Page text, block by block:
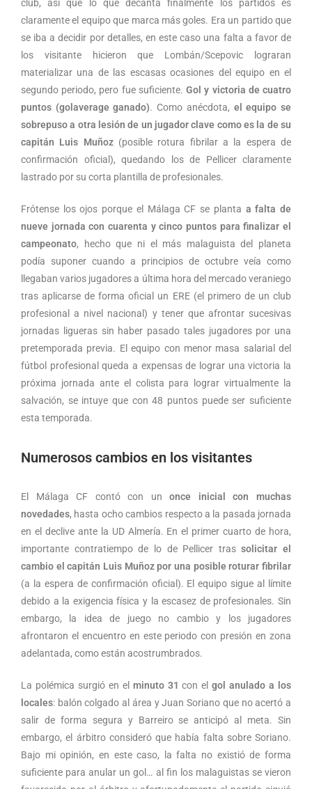
club, así que lo que decanta finalmente los partidos es
claramente el equipo que marca más goles. Era un partido que
se iba a decidir por detalles, en este caso una falta a favor de
los visitante hicieron que Lombán/Scepovic lograran
materializar una de las escasas ocasiones del equipo en el
segundo periodo, pero fue suficiente.Gol y victoria de cuatro
puntos (golaverage ganado). Como anécdota, el equipo se
sobrepuso a otra lesión de un jugador clave como es la de su
capitán Luis Muñoz(posible rotura fibrilar a la espera de
confirmación oficial), quedando los de Pellicer claramente
lastrado por su corta plantilla de profesionales.
Frótense los ojos porque el Málaga CF se planta a falta de
nueve jornada con cuarenta y cinco puntos para finalizar el
campeonato, hecho que ni el más malaguista del planeta
podía suponer cuando a principios de octubre veía como
llegaban varios jugadores a última hora del mercado veraniego
tras aplicarse de forma oficial un ERE (el primero de un club
profesional a nivel nacional) y tener que afrontar sucesivas
jornadas ligueras sin haber pasado tales jugadores por una
pretemporada previa. El equipo con menor masa salarial del
fútbol profesional queda a expensas de lograr una victoria la
próxima jornada ante el colista para lograr virtualmente la
salvación, se intuye que con 48 puntos puede ser suficiente
esta temporada.
Numerosos cambios en los visitantes
El Málaga CF contó con unonce inicial con muchas
novedades, hasta ocho cambios respecto a la pasada jornada
en el declive ante la UD Almería. En el primer cuarto de hora,
importante contratiempo de lo de Pellicer trassolicitar el
cambio el capitán Luis Muñoz por una posible roturar fibrilar
(a la espera de confirmación oficial). El equipo sigue al límite
debido a la exigencia física y la escasez de profesionales. Sin
embargo, la idea de juego no cambio y los jugadores
afrontaron el encuentro en este periodo con presión en zona
adelantada, como están acostrumbrados.
La polémica surgió en el minuto 31 con elgol anulado a los
locales: balón colgado al área y Juan Soriano que no acertó a
salir de forma segura y Barreiro se anticipó al meta. Sin
embargo, el árbitro consideró que había falta sobre Soriano.
Bajo mi opinión, en este caso, la falta no existió de forma
suficiente para anular un gol… al fin los malaguistas se vieron